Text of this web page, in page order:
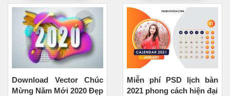
Download Vector Chúc
Mừng Năm Mới 2020 Đẹp
Miễn phí PSD lịch bàn
2021 phong cách hiện đại